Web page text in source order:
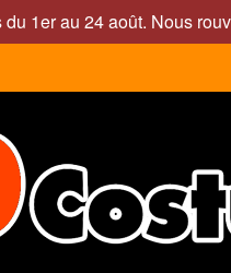
1er au 24 août. Nous